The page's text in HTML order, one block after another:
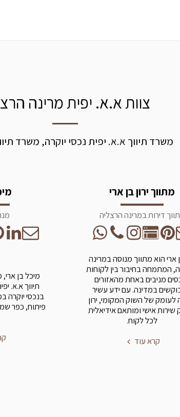
צוות א.א. יפית מרינה
משרד תיווך א.א. יפית נכסי יוקרה, משרד
מתווך ירון בן ארי
דירות במרינה הרצליה
ארי הוא מתווך מנוסה במרינה
המתמחה בחיבור בין לקוחות
מניבים באחת מהאזורים
במדינה. עם ידע עשיר
לעומק של השוק המקומי, ירון
אישי ומותאם אידיאלית
לכל לקוח.
קרא עוד
מיכל בן
תיווך א.א.
בנכסי יוקרה
פיתוח, כפר